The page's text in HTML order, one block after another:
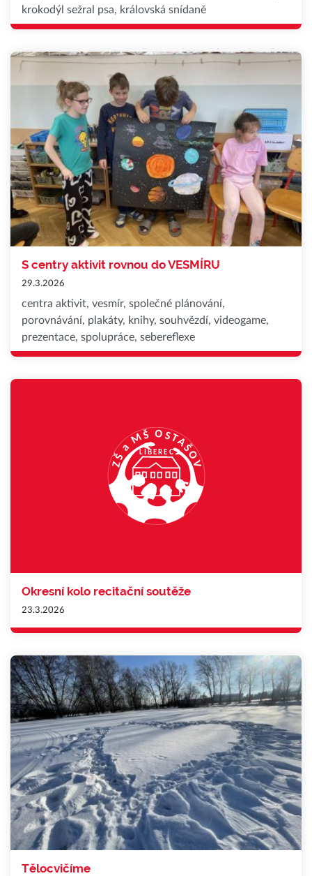
krokodýl sežral psa, královská snídaně
S centry aktivit rovnou do VESMÍRU
29.3.2026
centra aktivit, vesmír, společné plánování,
porovnávání, plakáty, knihy, souhvězdí, videogame,
prezentace, spolupráce, sebereflexe
Okresní kolo recitační soutěže
23.3.2026
Tělocvičíme